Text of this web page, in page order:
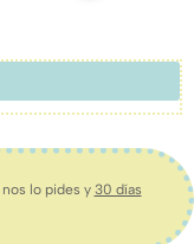
lo pides y 30 días